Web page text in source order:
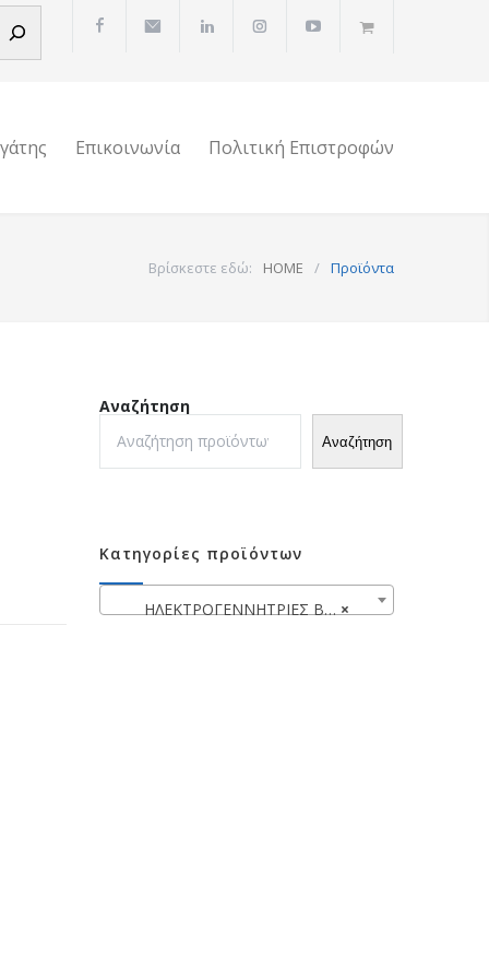
Επικοινωνία Πολιτική Επιστροφών
Βρίσκεστε εδώ: HOME / Προϊόντα
Αναζήτηση
Αναζήτηση
Κατηγορίες προϊόντων
×
ΗΛΕΚΤΡΟΓΕΝΝΗΤΡΙΕΣ ΒΕΝΖΙΝΟΚΙΝΗΤΕΣ